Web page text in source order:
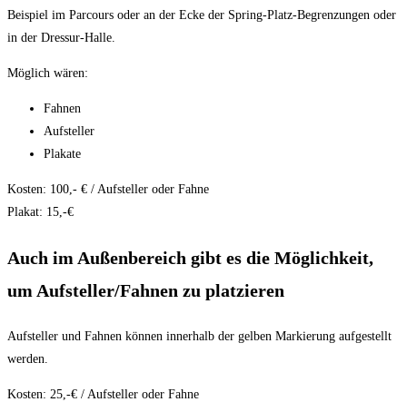
Beispiel im Parcours oder an der Ecke der Spring-Platz-Begrenzungen oder
in der Dressur-Halle.
Möglich wären:
Fahnen
Aufsteller
Plakate
Kosten: 100,- € / Aufsteller oder Fahne
Plakat: 15,-€
Auch im Außenbereich gibt es die Möglichkeit,
um Aufsteller/Fahnen zu platzieren
Aufsteller und Fahnen können innerhalb der gelben Markierung aufgestellt
werden.
Kosten: 25,-€ / Aufsteller oder Fahne